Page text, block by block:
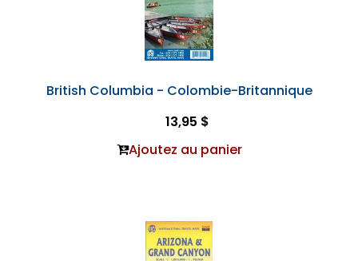
British Columbia - Colombie-Britannique
13,95 $
Ajoutez au panier